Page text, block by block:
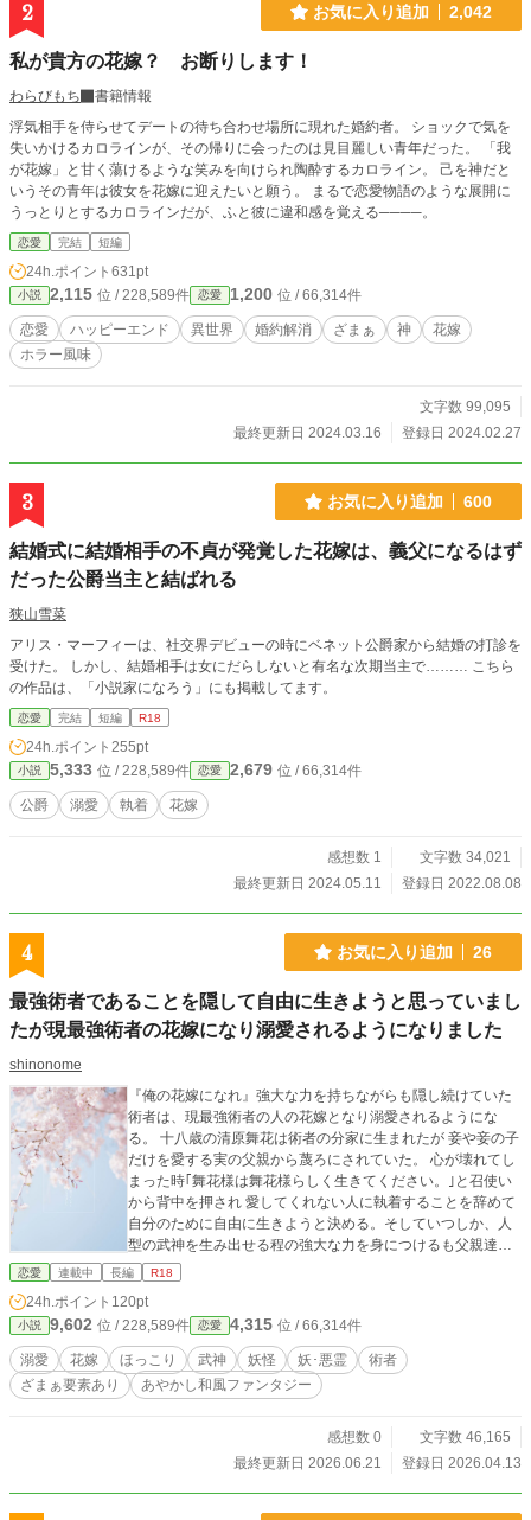
2 お気に入り追加 2,042
私が貴方の花嫁？ お断りします！
わらびもち
書籍情報
浮気相手を侍らせてデートの待ち合わせ場所に現れた婚約者。 ショックで気を
失いかけるカロラインが、その帰りに会ったのは見目麗しい青年だった。 「我
が花嫁」と甘く蕩けるような笑みを向けられ陶酔するカロライン。 己を神だと
いうその青年は彼女を花嫁に迎えたいと願う。 まるで恋愛物語のような展開に
うっとりとするカロラインだが、ふと彼に違和感を覚える────。
恋愛 完結 短編
24h.ポイント 631pt
小説 2,115 位 / 228,589件 恋愛 1,200 位 / 66,314件
恋愛 ハッピーエンド 異世界 婚約解消 ざまぁ 神
花嫁
ホラー風味
文字数 99,095
最終更新日 2024.03.16
登録日 2024.02.27
3 お気に入り追加 600
結婚式に結婚相手の不貞が発覚した花嫁は、義父になるはず
だった公爵当主と結ばれる
狭山雪菜
アリス・マーフィーは、社交界デビューの時にベネット公爵家から結婚の打診を
受けた。 しかし、結婚相手は女にだらしないと有名な次期当主で……… こちら
の作品は、「小説家になろう」にも掲載してます。
恋愛 完結 短編 R18
24h.ポイント 255pt
小説 5,333 位 / 228,589件 恋愛 2,679 位 / 66,314件
公爵 溺愛 執着 花嫁
感想数 1
文字数 34,021
最終更新日 2024.05.11
登録日 2022.08.08
4 お気に入り追加 26
最強術者であることを隠して自由に生きようと思っていまし
たが現最強術者の花嫁になり溺愛されるようになりました
shinonome
『俺の花嫁になれ』強大な力を持ちながらも隠し続けていた
術者は、現最強術者の人の花嫁となり溺愛されるようにな
る。 十八歳の清原舞花は術者の分家に生まれたが 妾や妾の子
だけを愛する実の父親から蔑ろにされていた。 心が壊れてし
まった時｢舞花様は舞花様らしく生きてください。｣と召使い
から背中を押され 愛してくれない人に執着することを辞めて
自分のために自由に生きようと決める。そしていつしか、人
型の武神を生み出せる程の強大な力を身につけるも父親達に
は話さず隠し、自ら生み出した人型の武神と平和な生活を送
当主であり現最強術者である 東風谷凪斗に自分の力を見初め
られ｢俺の花嫁になれ。｣ と迫られてしまう。 条件を飲み込ん
でくれることで凪斗の花嫁になった舞花。様々な災難に立ち
向かい、やがて凪斗から溺愛されるようになり…！？ ┈┈┈
┈┈┈┈┈┈┈┈┈┈┈┈┈┈┈ ※小説エブリスタで同時掲
恋愛 連載中 長編 R18
24h.ポイント 120pt
小説 9,602 位 / 228,589件 恋愛 4,315 位 / 66,314件
溺愛 花嫁 ほっこり 武神 妖怪 妖･悪霊
術者
ざまぁ要素あり
あやかし和風ファンタジー
感想数 0
文字数 46,165
最終更新日 2026.06.21
登録日 2026.04.13